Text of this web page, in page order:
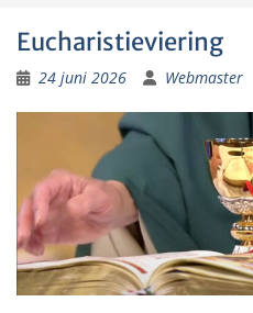
Eucharistieviering
24 juni 2026 Webmaster